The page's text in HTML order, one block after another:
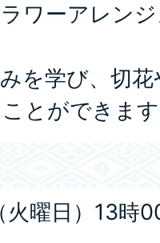
ワーアレン
を学び、切
とができま
曜日）13時